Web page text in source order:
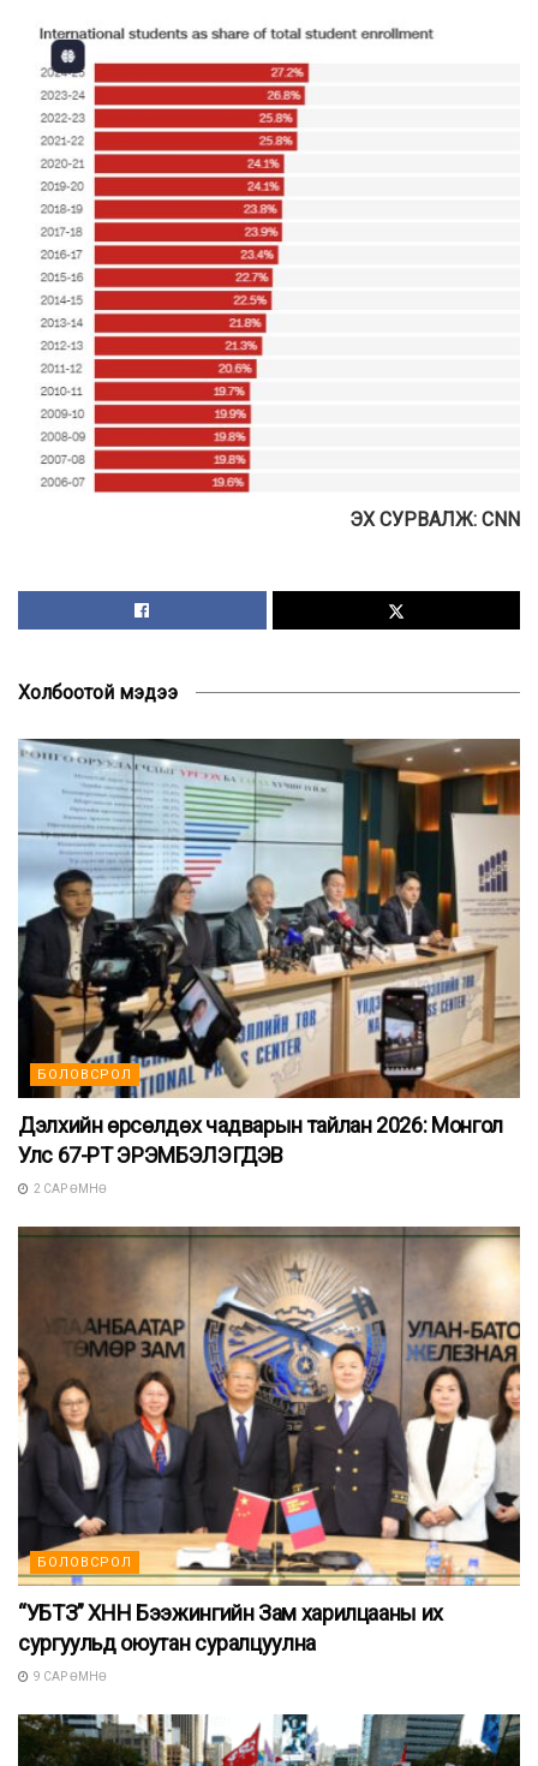
ЭХ СУРВАЛЖ: CNN
Холбоотой мэдээ
БОЛОВСРОЛ
Дэлхийн өрсөлдөх чадварын тайлан 2026: Монгол
Улс 67-РТ ЭРЭМБЭЛЭГДЭВ
2 САР ӨМНӨ
БОЛОВСРОЛ
“УБТЗ” ХНН Бээжингийн Зам харилцааны их
сургуульд оюутан суралцуулна
9 САР ӨМНӨ